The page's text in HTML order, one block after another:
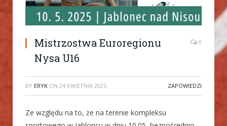
Mistrzostwa Euroregionu
Nysa U16
0
BY ERYK ON 24 KWIETNIA 2025 ZAPOWIEDZI
Ze względu na to, że na terenie kompleksu